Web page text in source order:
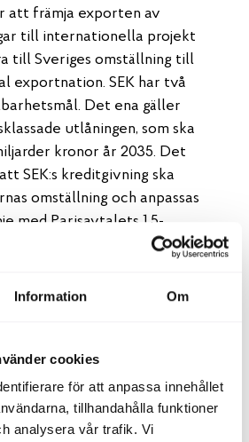
Information Om
cookies
för att anpassa innehållet
tillhandahålla funktioner
analysera vår trafik. Vi
att främja exporten av
till internationella projekt
till Sveriges omställning till
exportnation. SEK har två
Det ena gäller
utlåningen, som ska
kronor år 2035. Det
SEK:s kreditgivning ska
omställning och anpassas
med Parisavtalets 1,5-
gas emissions”